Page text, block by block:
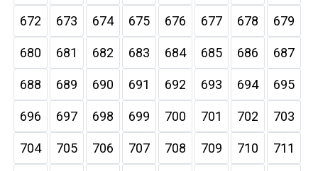
672 673 674 675 676 677 678 679
680 681 682 683 684 685 686 687
688 689 690 691 692 693 694 695
696 697 698 699 700 701 702 703
704 705 706 707 708 709 710 711